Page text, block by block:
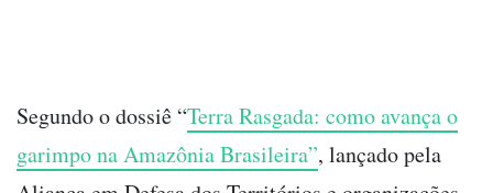
Segundo o dossiê “Terra Rasgada: como avança o
garimpo na Amazônia Brasileira”, lançado pela